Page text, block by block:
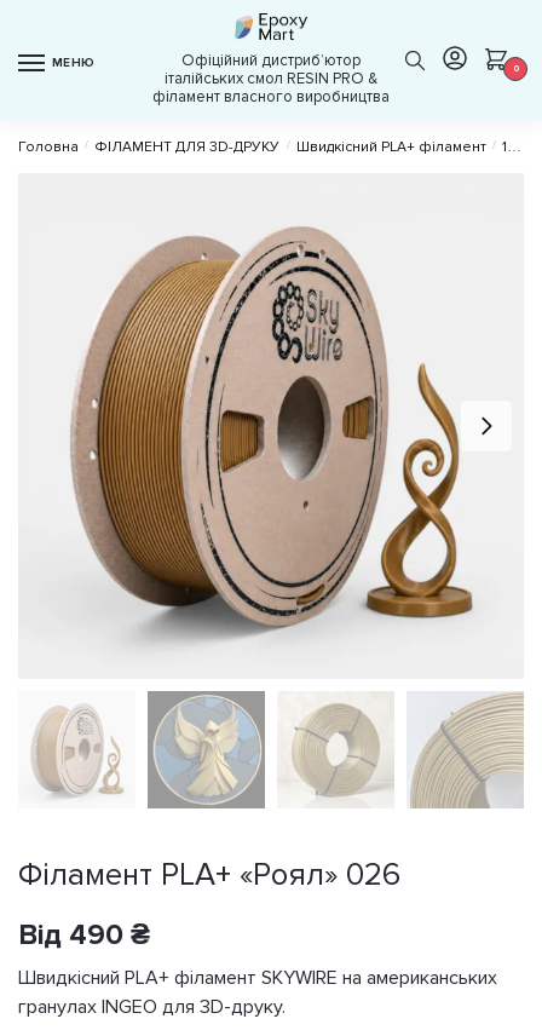
navigation
contentМЕНЮ
Офіційний дистрибʼютор
італійських смол RESIN PRO &
філамент власного виробництва
0
Головна / ФІЛАМЕНТ ДЛЯ 3D-ДРУКУ / Швидкісний PLA+ філамент / 1 кг PLA+ ⌀1.75 мм
Філамент PLA+ «Роял» 026
Від 490 ₴
Швидкісний PLA+ філамент SKYWIRE на американських
гранулах INGEO для 3D-друку.